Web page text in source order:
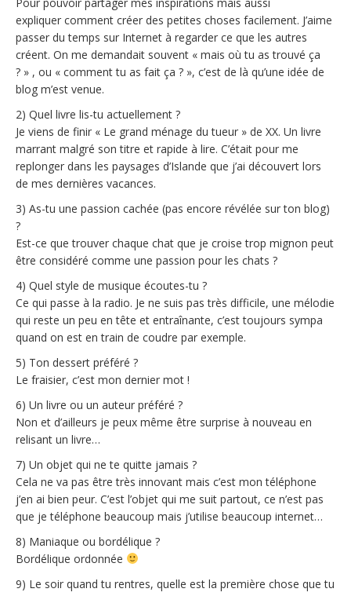
expliquer comment créer des petites choses facilement. J’aime
passer du temps sur Internet à regarder ce que les autres
créent. On me demandait souvent « mais où tu as trouvé ça
? » , ou « comment tu as fait ça ? », c’est de là qu’une idée de
blog m’est venue.
2) Quel livre lis-tu actuellement ?
Je viens de finir « Le grand ménage du tueur » de XX. Un livre
marrant malgré son titre et rapide à lire. C’était pour me
replonger dans les paysages d’Islande que j’ai découvert lors
de mes dernières vacances.
3) As-tu une passion cachée (pas encore révélée sur ton blog)
?
Est-ce que trouver chaque chat que je croise trop mignon peut
être considéré comme une passion pour les chats ?
4) Quel style de musique écoutes-tu ?
Ce qui passe à la radio. Je ne suis pas très difficile, une mélodie
qui reste un peu en tête et entraînante, c’est toujours sympa
quand on est en train de coudre par exemple.
5) Ton dessert préféré ?
Le fraisier, c’est mon dernier mot !
6) Un livre ou un auteur préféré ?
Non et d’ailleurs je peux même être surprise à nouveau en
relisant un livre…
7) Un objet qui ne te quitte jamais ?
Cela ne va pas être très innovant mais c’est mon téléphone
j’en ai bien peur. C’est l’objet qui me suit partout, ce n’est pas
que je téléphone beaucoup mais j’utilise beaucoup internet…
8) Maniaque ou bordélique ?
Bordélique ordonnée
9) Le soir quand tu rentres, quelle est la première chose que tu